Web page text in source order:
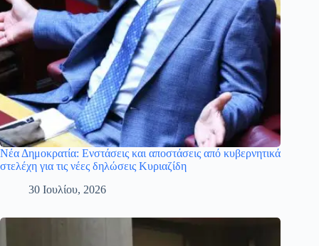
Νέα Δημοκρατία: Ενστάσεις και αποστάσεις από κυβερνητικά
στελέχη για τις νέες δηλώσεις Κυριαζίδη
30 Ιουλίου, 2026